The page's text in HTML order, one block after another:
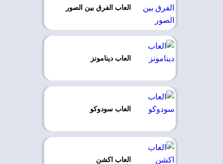
العاب الفرق بين الصور
العاب دينامونز
العاب سودوكو
العاب اكشن